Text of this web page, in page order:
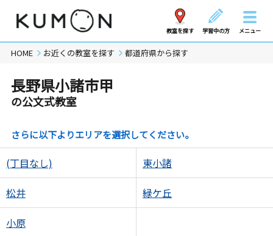
教室を探す 学習中の方 メニュー
HOME お近くの教室を探す 都道府県から探す
長野県小諸市甲
の公文式教室
さらに以下よりエリアを選択してください。
(丁目なし) 東小諸
松井 緑ケ丘
小原